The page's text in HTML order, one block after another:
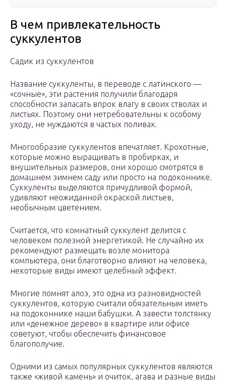
В чем привлекательность
суккулентов
Садик из суккулентов
Название суккуленты, в переводе с латинского —
«сочные», эти растения получили благодаря
способности запасать впрок влагу в своих стволах и
листьях. Поэтому они нетребовательны к особому
уходу, не нуждаются в частых поливах.
Многообразие суккулентов впечатляет. Крохотные,
которые можно выращивать в пробирках, и
внушительных размеров, они хорошо смотрятся в
домашнем зимнем саду или просто на подоконнике.
Суккуленты выделяются причудливой формой,
удивляют неожиданной окраской листьев,
необычным цветением.
Считается, что комнатный суккулент делится с
человеком полезной энергетикой. Не случайно их
рекомендуют размещать возле монитора
компьютера, они благотворно влияют на человека,
некоторые виды имеют целебный эффект.
Многие помнят алоэ, это одна из разновидностей
суккулентов, которую считали обязательным иметь
на подоконнике наши бабушки. А завести толстянку
или «денежное дерево» в квартире или офисе
советуют, чтобы обеспечить финансовое
благополучие.
Одними из самых популярных суккулентов являются
также «живой камень» и очиток, агава и разные виды